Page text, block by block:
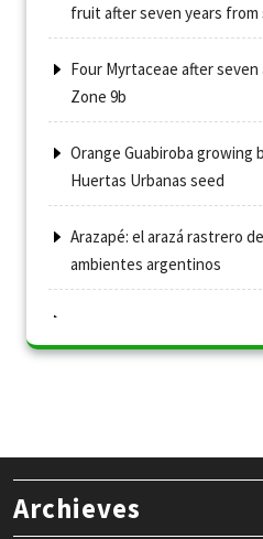
fruit after seven years from
Four Myrtaceae after seven
Zone 9b
Orange Guabiroba growing
Huertas Urbanas seed
Arazapé: el arazá rastrero
ambientes argentinos
Archieves